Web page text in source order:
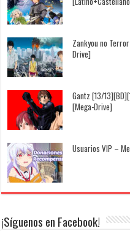
Zankyou no
Drive]
Gantz [13/
[Mega-Drive]
Usuarios VIP –
¡Síguenos en Facebook!